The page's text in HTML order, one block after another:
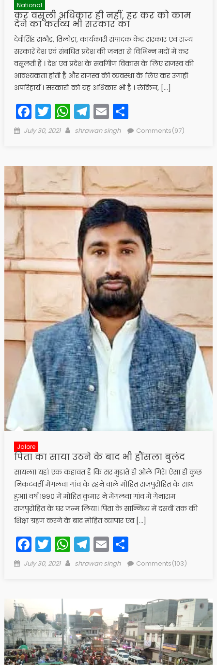
National
कर वसूली अधिकार ही नहीं, हर कर को काम
देने का कर्तव्य भी सरकार का
देवीसिंह राठौड़, तिलोड़ा, कार्यकारी संपादक केंद्र सरकार एवं राज्य
सरकारें देश एवं संबंधित प्रदेश की जनता से विभिन्न मदों में कर
वसूलती हैं । देश एवं प्रदेश के सर्वांगीण विकास के लिए राजस्व की
आवश्यकता होती है और राजस्व की व्यवस्था के लिए कर उगाही
अपरिहार्य । सरकारों को यह अधिकार भी है । लेकिन, […]
Facebook
Twitter
WhatsApp
Telegram
EmailShare
Posted
July 30, 2021 Author
shrawan singh Comments(97)
Jalore
पिता का साया उठने के बाद भी हौंसला बुलंद
सायला। यहां एक कहावत हैं कि सर मुडाते ही ओले गिरे। ऐसा ही कुछ
निकटवर्ती मेंगलवा गांव के रहने वाले मोहित राजपुरोहित के साथ
हुआ। वर्ष १९९० में मोहित कुमार ने मेंगलवा गांव में गेनाराम
राजपुरोहित के घर जन्म लिया। पिता के सान्निध्य में दसवीं तक की
शिक्षा ग्रहण करने के बाद मोहित व्यापार एवं […]
Facebook
Twitter
WhatsApp
Telegram
EmailShare
Posted
July 30, 2021 Author
shrawan singh Comments(103)